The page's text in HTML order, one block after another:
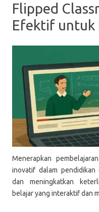
Flipped
Efektif untuk
Menerapkan
inovatif dalam
dan meningkatkan
belajar yang interaktif dan